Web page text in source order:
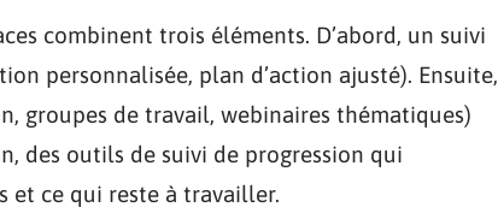
combinent trois éléments. D’abord, un suivi
personnalisée, plan d’action ajusté). Ensuite,
groupes de travail, webinaires thématiques)
des outils de suivi de progression qui
et ce qui reste à travailler.